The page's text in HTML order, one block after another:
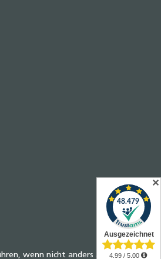
wenn nicht anders angegeben.
✕